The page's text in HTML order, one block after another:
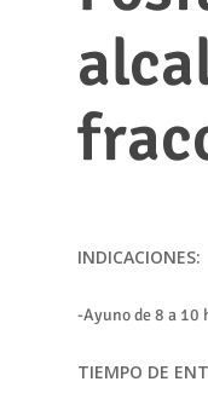
INDICACIONES:
-Ayuno de 8 a 10
TIEMPO DE